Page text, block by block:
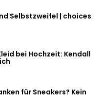
Selbstzweifel | choices
bei Hochzeit: Kendall
für Sneakers? Kein